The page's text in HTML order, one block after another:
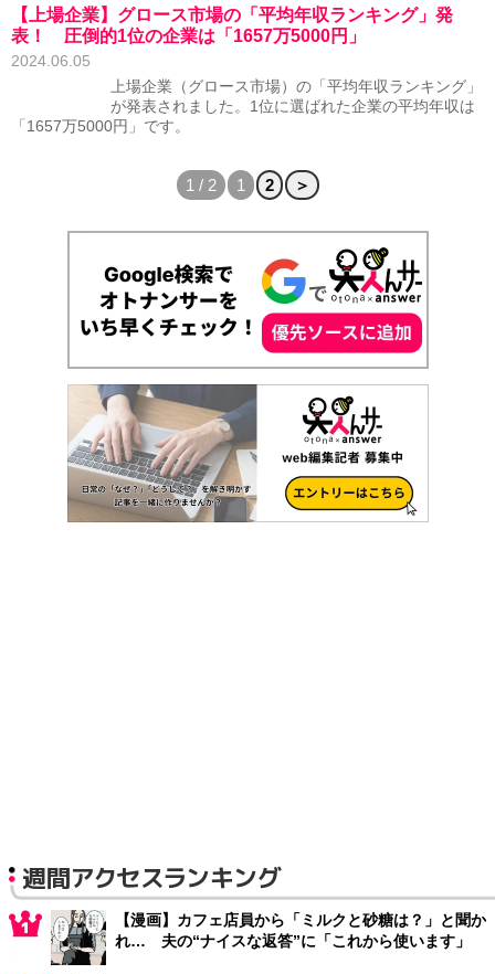
【上場企業】グロース市場の「平均年収ランキング」発
表！ 圧倒的1位の企業は「1657万5000円」
2024.06.05
上場企業（グロース市場）の「平均年収ランキング」
が発表されました。1位に選ばれた企業の平均年収は
「1657万5000円」です。
1 / 2 1 2 ＞
週間アクセスランキング
【漫画】カフェ店員から「ミルクと砂糖は？」と聞か
れ… 夫の“ナイスな返答”に「これから使います」